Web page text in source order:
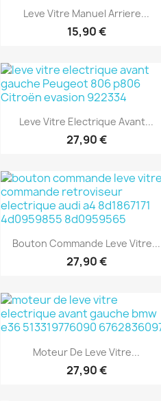
Aperçu rapide
Leve Vitre Manuel Arriere...
15,90 €
Aperçu rapide
Leve Vitre Electrique Avant...
27,90 €
Aperçu rapide
Bouton Commande Leve Vitre...
27,90 €
Aperçu rapide
Moteur De Leve Vitre...
27,90 €